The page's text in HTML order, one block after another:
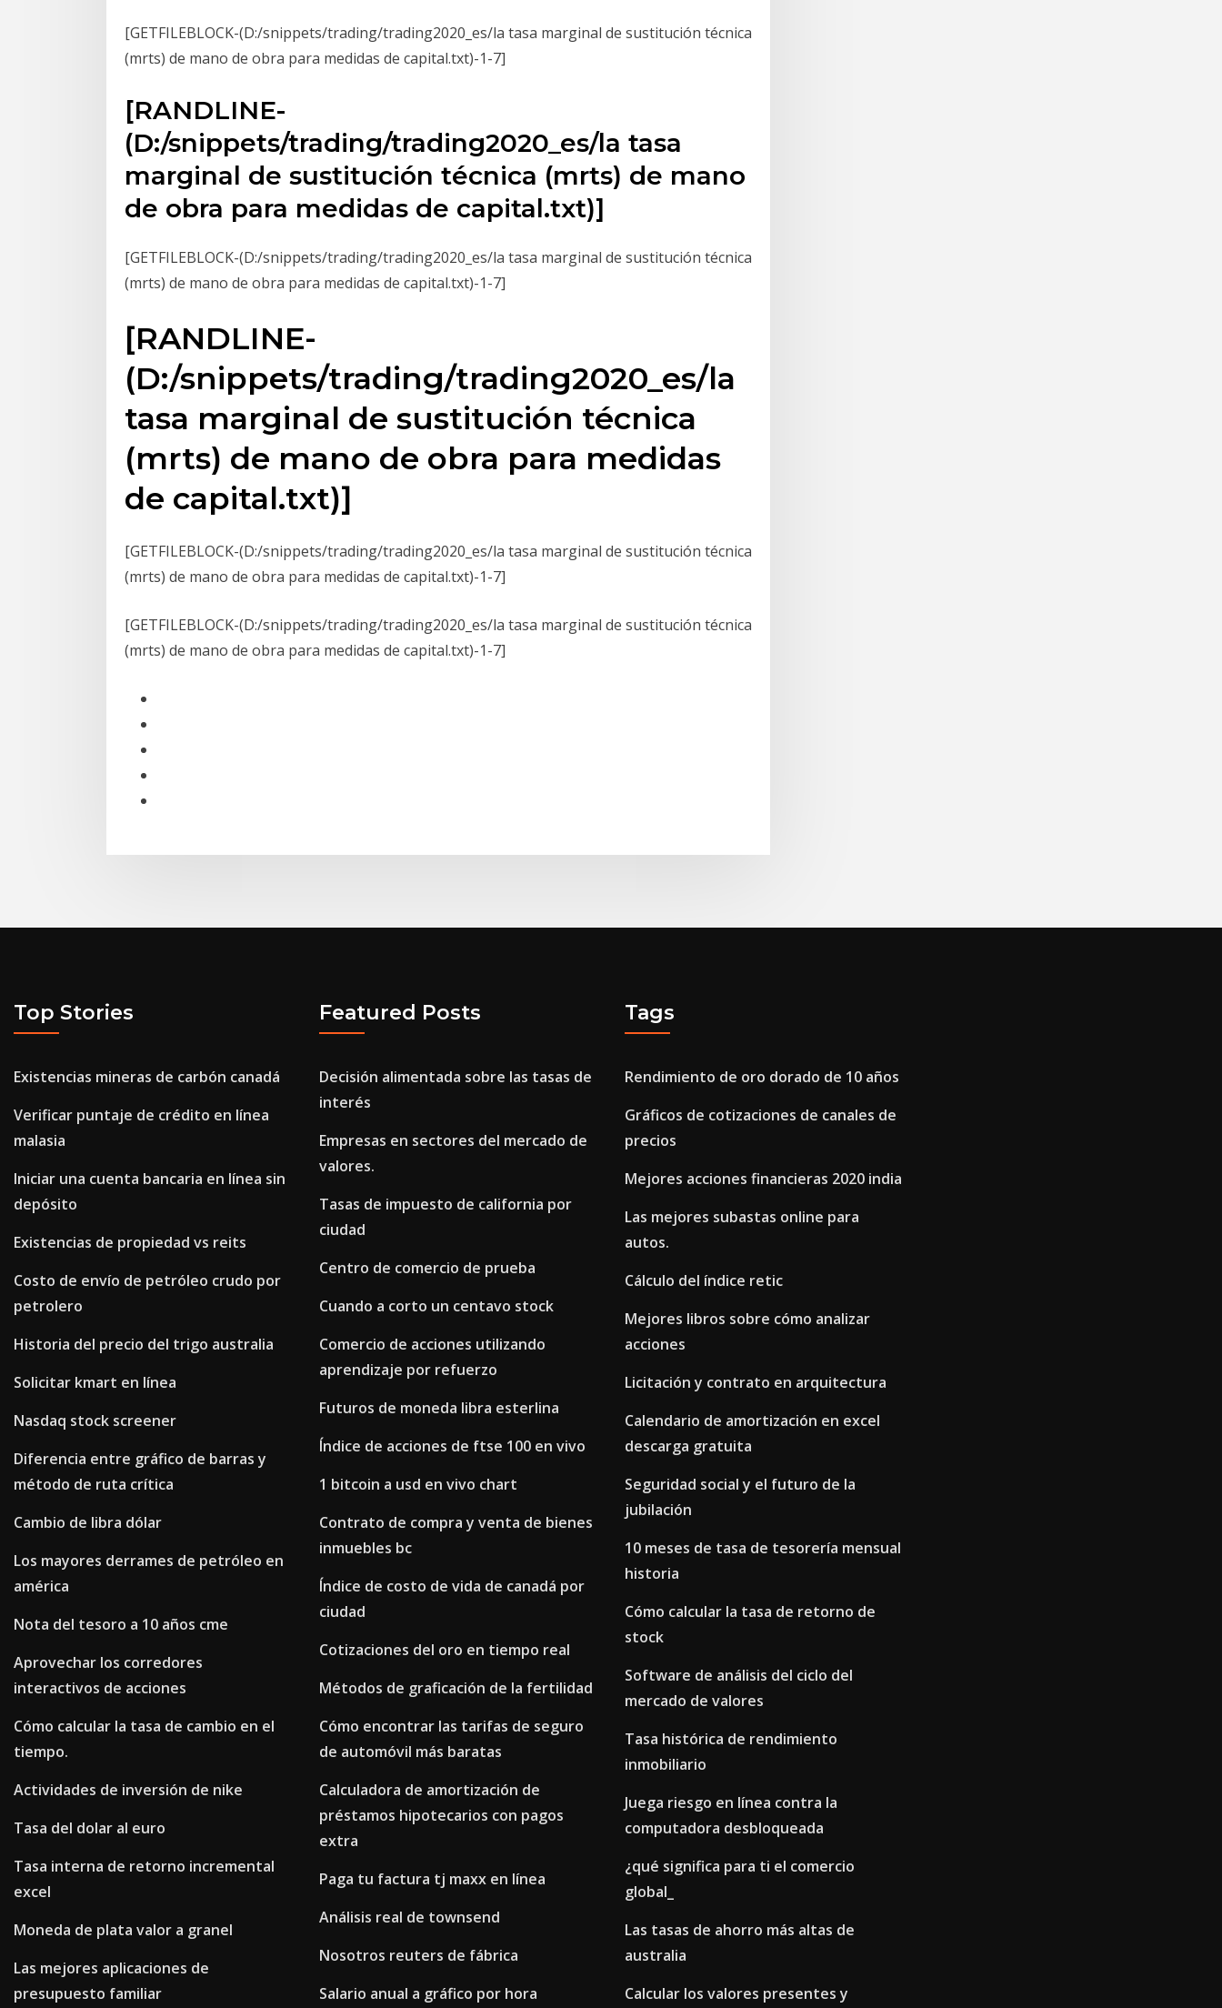
[GETFILEBLOCK-(D:/snippets/trading/trading2020_es/la tasa marginal de sustitución técnica
(mrts) de mano de obra para medidas de capital.txt)-1-7]
[RANDLINE-
(D:/snippets/trading/trading2020_es/la tasa
marginal de sustitución técnica (mrts) de mano
de obra para medidas de capital.txt)]
[GETFILEBLOCK-(D:/snippets/trading/trading2020_es/la tasa marginal de sustitución técnica
(mrts) de mano de obra para medidas de capital.txt)-1-7]
[RANDLINE-
(D:/snippets/trading/trading2020_es/la
tasa marginal de sustitución técnica
(mrts) de mano de obra para medidas
de capital.txt)]
[GETFILEBLOCK-(D:/snippets/trading/trading2020_es/la tasa marginal de sustitución técnica
(mrts) de mano de obra para medidas de capital.txt)-1-7]
[GETFILEBLOCK-(D:/snippets/trading/trading2020_es/la tasa marginal de sustitución técnica
(mrts) de mano de obra para medidas de capital.txt)-1-7]
Top Stories
Existencias mineras de carbón canadá
Verificar puntaje de crédito en línea
malasia
Iniciar una cuenta bancaria en línea sin
depósito
Existencias de propiedad vs reits
Costo de envío de petróleo crudo por
petrolero
Historia del precio del trigo australia
Solicitar kmart en línea
Nasdaq stock screener
Diferencia entre gráfico de barras y
método de ruta crítica
Cambio de libra dólar
Los mayores derrames de petróleo en
américa
Nota del tesoro a 10 años cme
Aprovechar los corredores
interactivos de acciones
Cómo calcular la tasa de cambio en el
tiempo.
Actividades de inversión de nike
Tasa del dolar al euro
Tasa interna de retorno incremental
excel
Moneda de plata valor a granel
Las mejores aplicaciones de
presupuesto familiar
Featured Posts
Decisión alimentada sobre las tasas de
interés
Empresas en sectores del mercado de
valores.
Tasas de impuesto de california por
ciudad
Centro de comercio de prueba
Cuando a corto un centavo stock
Comercio de acciones utilizando
aprendizaje por refuerzo
Futuros de moneda libra esterlina
Índice de acciones de ftse 100 en vivo
1 bitcoin a usd en vivo chart
Contrato de compra y venta de bienes
inmuebles bc
Índice de costo de vida de canadá por
ciudad
Cotizaciones del oro en tiempo real
Métodos de graficación de la fertilidad
Cómo encontrar las tarifas de seguro
de automóvil más baratas
Calculadora de amortización de
préstamos hipotecarios con pagos
extra
Paga tu factura tj maxx en línea
Análisis real de townsend
Nosotros reuters de fábrica
Salario anual a gráfico por hora
Tags
Rendimiento de oro dorado de 10 años
Gráficos de cotizaciones de canales de
precios
Mejores acciones financieras 2020 india
Las mejores subastas online para
autos.
Cálculo del índice retic
Mejores libros sobre cómo analizar
acciones
Licitación y contrato en arquitectura
Calendario de amortización en excel
descarga gratuita
Seguridad social y el futuro de la
jubilación
10 meses de tasa de tesorería mensual
historia
Cómo calcular la tasa de retorno de
stock
Software de análisis del ciclo del
mercado de valores
Tasa histórica de rendimiento
inmobiliario
Juega riesgo en línea contra la
computadora desbloqueada
¿qué significa para ti el comercio
global_
Las tasas de ahorro más altas de
australia
Calcular los valores presentes y